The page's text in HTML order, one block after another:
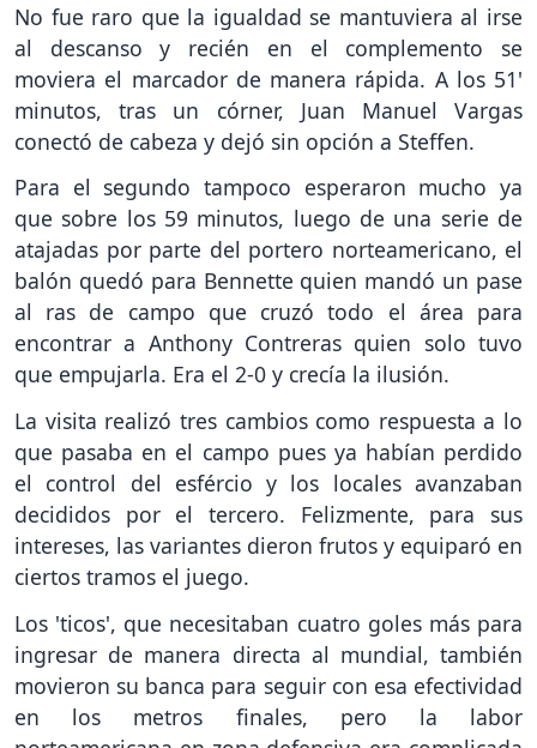
No fue raro que la igualdad se mantuviera al irse
al descanso y recién en el complemento se
moviera el marcador de manera rápida. A los 51'
minutos, tras un córner, Juan Manuel Vargas
conectó de cabeza y dejó sin opción a Steffen.
Para el segundo tampoco esperaron mucho ya
que sobre los 59 minutos, luego de una serie de
atajadas por parte del portero norteamericano, el
balón quedó para Bennette quien mandó un pase
al ras de campo que cruzó todo el área para
encontrar a Anthony Contreras quien solo tuvo
que empujarla. Era el 2-0 y crecía la ilusión.
La visita realizó tres cambios como respuesta a lo
que pasaba en el campo pues ya habían perdido
el control del esfércio y los locales avanzaban
decididos por el tercero. Felizmente, para sus
intereses, las variantes dieron frutos y equiparó en
ciertos tramos el juego.
Los 'ticos', que necesitaban cuatro goles más para
ingresar de manera directa al mundial, también
movieron su banca para seguir con esa efectividad
en los metros finales, pero la labor